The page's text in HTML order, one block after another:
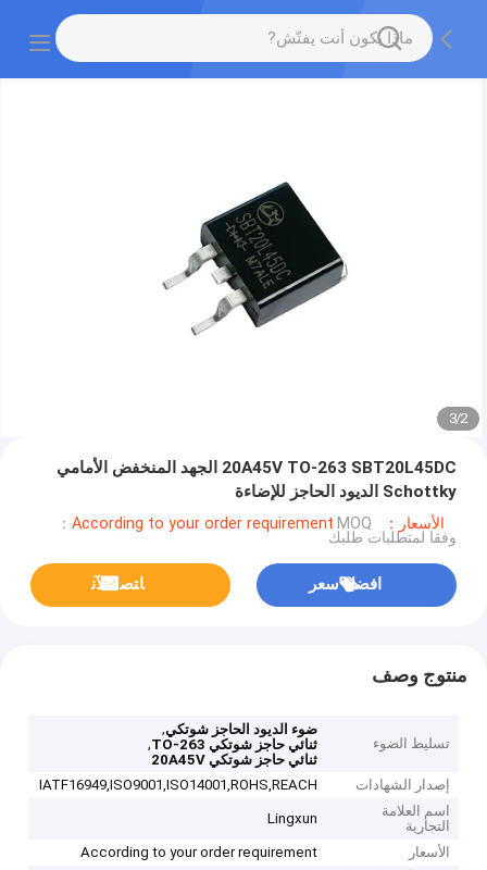
2
/
3
20A45V TO-263 SBT20L45DC الجهد المنخفض الأمامي
Schottky الديود الحاجز للإضاءة
الأسعار：According to your order requirement MOQ：
وفقا لمتطلبات طلبك
افضل سعر ﺎﺘﺼﻟ ﺍﻶﻧ
منتوج وصف
تسليط الضوء
ضوء الديود الحاجز شوتكي,
ثنائي حاجز شوتكي TO-263
,
ثنائي حاجز شوتكي 20A45V
إصدار الشهادات
IATF16949,ISO9001,ISO14001,ROHS,REACH
اسم العلامة
التجارية
Lingxun
الأسعار
According to your order requirement